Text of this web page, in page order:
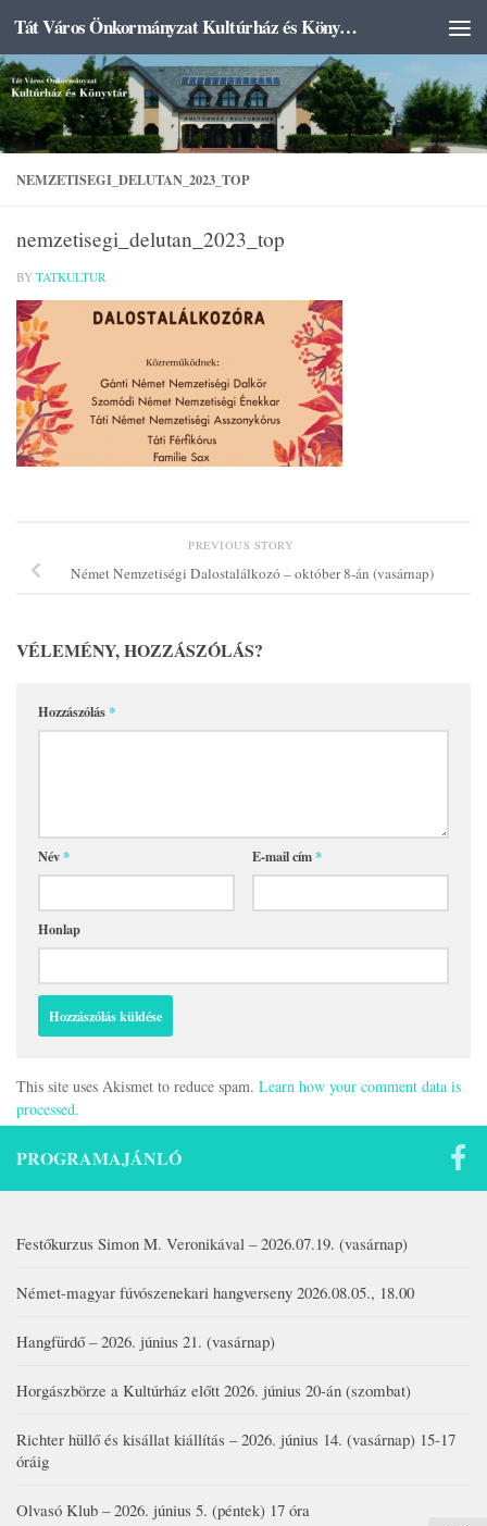
Skip to content Tát Város Önkormányzat Kultúrház és Könyvtár
NEMZETISEGI_DELUTAN_2023_TOP
nemzetisegi_delutan_2023_top
BY TATKULTUR
PREVIOUS STORY
Német Nemzetiségi Dalostalálkozó – október 8-án (vasárnap)
VÉLEMÉNY, HOZZÁSZÓLÁS?
Hozzászólás*
Név* E-mail cím*
Honlap
This site uses Akismet to reduce spam. Learn how your comment data is
processed.
PROGRAMAJÁNLÓ
Festőkurzus Simon M. Veronikával – 2026.07.19. (vasárnap)
Német-magyar fúvószenekari hangverseny 2026.08.05., 18.00
Hangfürdő – 2026. június 21. (vasárnap)
Horgászbörze a Kultúrház előtt 2026. június 20-án (szombat)
Richter hüllő és kisállat kiállítás – 2026. június 14. (vasárnap) 15-17
óráig
Olvasó Klub – 2026. június 5. (péntek) 17 óra